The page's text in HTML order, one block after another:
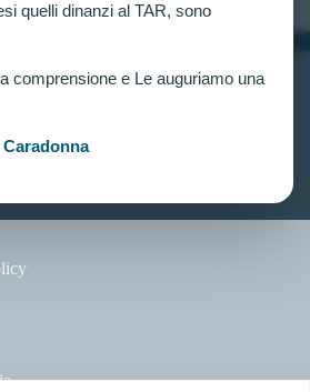
quelli dinanzi al TAR, sono
comprensione e Le auguriamo una